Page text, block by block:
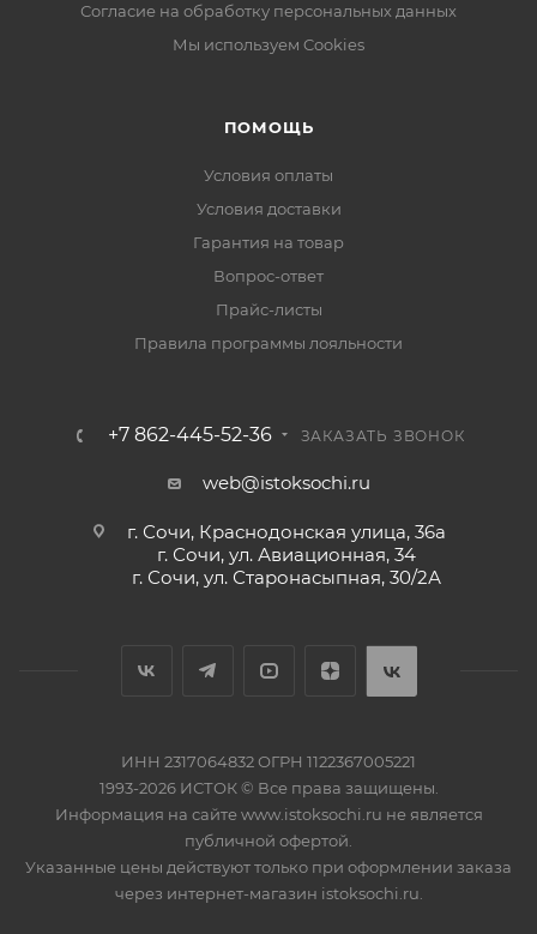
Согласие на обработку персональных данных
Мы используем Cookies
ПОМОЩЬ
Условия оплаты
Условия доставки
Гарантия на товар
Вопрос-ответ
Прайс-листы
Правила программы лояльности
+7 862-445-52-36 ЗАКАЗАТЬ ЗВОНОК
web@istoksochi.ru
г. Сочи, Краснодонская улица, 36а
г. Сочи, ул. Авиационная, 34
г. Сочи, ул. Старонасыпная, 30/2А
ИНН 2317064832 ОГРН 1122367005221
1993-2026 ИСТОК © Все права защищены.
Информация на сайте www.istoksochi.ru не является
публичной офертой.
Указанные цены действуют только при оформлении заказа
через интернет-магазин istoksochi.ru.